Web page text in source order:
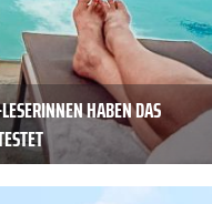
HABEN DAS